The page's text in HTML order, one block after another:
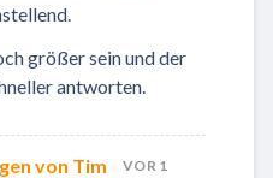
größer sein und der
antworten.
von Tim
VOR 1